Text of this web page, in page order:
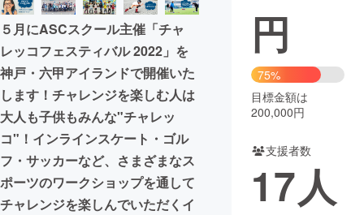
ビジネス・起業
まちづくり・地域活性化
CAMPFIRE for Social Good
CAMPFIRE Creation
CAMPFIREふるさと納税
コミュニティ
５月にASCスクール主催「チャ
レッコフェスティバル 2022」を
神戸・六甲アイランドで開催いた
します！チャレンジを楽しむ人は
大人も子供もみんな"チャレッ
コ"！インラインスケート・ゴル
フ・サッカーなど、さまざまなス
ポーツのワークショップを通して
チャレンジを楽しんでいただくイ
円
75%
目標金額は
200,000円
支援者数
17人